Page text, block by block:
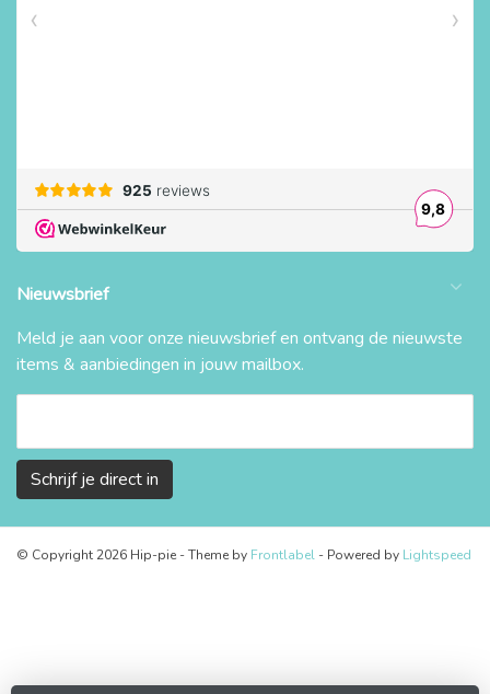
Nieuwsbrief
Meld je aan voor onze nieuwsbrief en ontvang de nieuwste
items & aanbiedingen in jouw mailbox.
Schrijf je direct in
© Copyright 2026 Hip-pie - Theme by Frontlabel - Powered by Lightspeed